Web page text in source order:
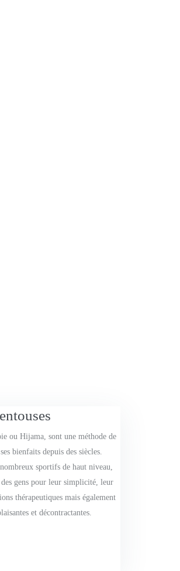
ou Hijama, sont une méthode de
bienfaits depuis des siècles.
sportifs de haut niveau,
gens pour leur simplicité, leur
thérapeutiques mais également
et décontractantes.